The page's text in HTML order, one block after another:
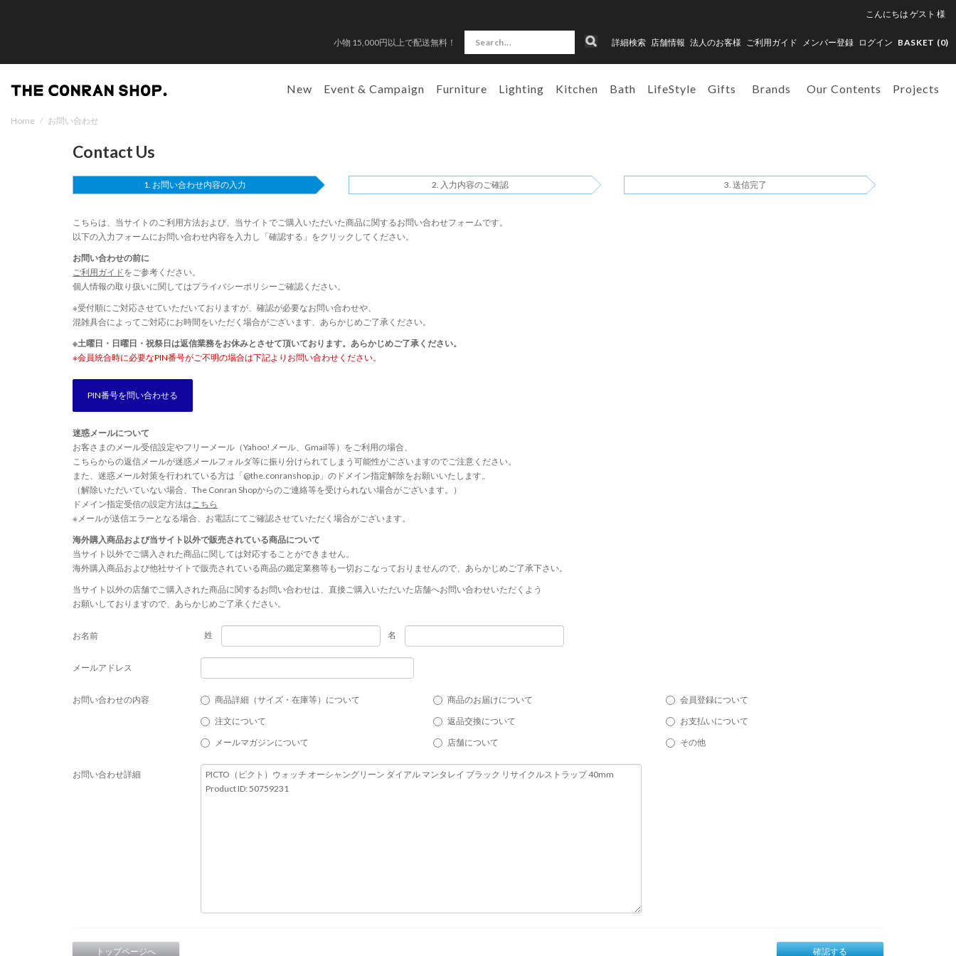
こんにちは ゲスト 様
小物 15,000円以上で配送無料！ 詳細検索 店舗情報 法人のお客様 ご利用ガイド メンバー登録 ログイン BASKET (0)
New Event & Campaign Furniture Lighting Kitchen Bath LifeStyle Gifts Brands Our Contents Projects
Home / お問い合わせ
Contact Us
お問い合わせ内容の入力 入力内容のご確認 送信完了
こちらは、当サイトのご利用方法および、当サイトでご購入いただいた商品に関するお問い合わせフォームです。
以下の入力フォームにお問い合わせ内容を入力し「確認する」をクリックしてください。
お問い合わせの前に
ご利用ガイドをご参考ください。
個人情報の取り扱いに関してはプライバシーポリシーご確認ください。
※受付順にご対応させていただいておりますが、確認が必要なお問い合わせや、
混雑具合によってご対応にお時間をいただく場合がございます、あらかじめご了承ください。
※土曜日・日曜日・祝祭日は返信業務をお休みとさせて頂いております。あらかじめご了承ください。
※会員統合時に必要なPIN番号がご不明の場合は下記よりお問い合わせください。
PIN番号を問い合わせる
迷惑メールについて
お客さまのメール受信設定やフリーメール（Yahoo!メール、Gmail等）をご利用の場合、
こちらからの返信メールが迷惑メールフォルダ等に振り分けられてしまう可能性がございますのでご注意ください。
また、迷惑メール対策を行われている方は「@the.conranshop.jp」のドメイン指定解除をお願いいたします。
（解除いただいていない場合、The Conran Shopからのご連絡等を受けられない場合がございます。）
ドメイン指定受信の設定方法はこちら
※メールが送信エラーとなる場合、お電話にてご確認させていただく場合がございます。
海外購入商品および当サイト以外で販売されている商品について
当サイト以外でご購入された商品に関しては対応することができません。
海外購入商品および他社サイトで販売されている商品の鑑定業務等も一切おこなっておりませんので、あらかじめご了承下さい。
当サイト以外の店舗でご購入された商品に関するお問い合わせは、直接ご購入いただいた店舗へお問い合わせいただくよう
お願いしておりますので、あらかじめご了承ください。
お名前 姓 名
メールアドレス
お問い合わせの内容 商品詳細（サイズ・在庫等）について 商品のお届けについて
会員登録について
注文について
返品交換について
お支払いについて
メールマガジンについて
店舗について その他
お問い合わせ詳細
確認する
トップページへ